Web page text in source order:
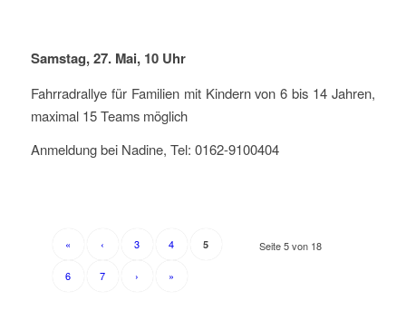
Samstag, 27. Mai, 10 Uhr
Fahrradrallye für Familien mit Kindern von 6 bis 14 Jahren,
maximal 15 Teams möglich
Anmeldung bei Nadine, Tel: 0162-9100404
Seite 5 von 18
« ‹ 3 4 5
6 7 › »